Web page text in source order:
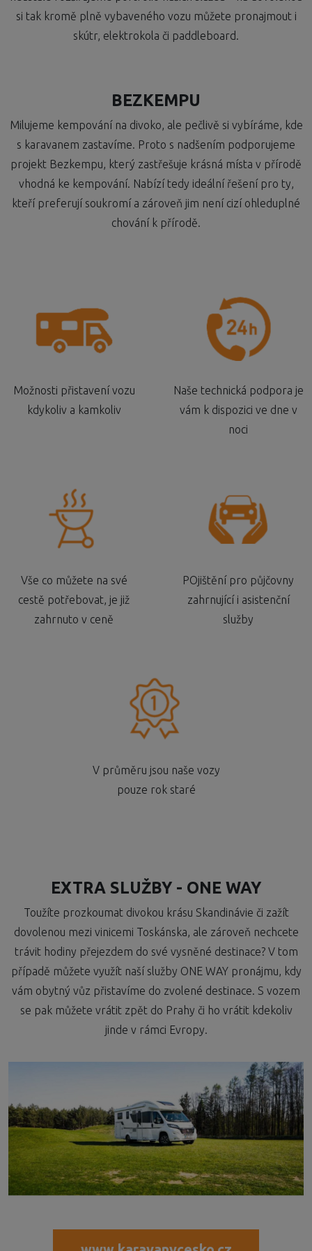
si tak kromě plně vybaveného vozu můžete pronajmout i
skútr, elektrokola či paddleboard.
BEZKEMPU
Milujeme kempování na divoko, ale pečlivě si vybíráme, kde
s karavanem zastavíme. Proto s nadšením podporujeme
projekt Bezkempu, který zastřešuje krásná místa v přírodě
vhodná ke kempování. Nabízí tedy ideální řešení pro ty,
kteří preferují soukromí a zároveň jim není cizí ohleduplné
chování k přírodě.
Možnosti přistavení vozu
kdykoliv a kamkoliv
Naše technická podpora je
vám k dispozici ve dne v
noci
Vše co můžete na své
cestě potřebovat, je již
zahrnuto v ceně
POjištění pro půjčovny
zahrnující i asistenční
služby
V průměru jsou naše vozy
pouze rok staré
EXTRA SLUŽBY - ONE WAY
Toužíte prozkoumat divokou krásu Skandinávie či zažít
dovolenou mezi vinicemi Toskánska, ale zároveň nechcete
trávit hodiny přejezdem do své vysněné destinace? V tom
případě můžete využít naší služby ONE WAY pronájmu, kdy
vám obytný vůz přistavíme do zvolené destinace. S vozem
se pak můžete vrátit zpět do Prahy či ho vrátit kdekoliv
jinde v rámci Evropy.